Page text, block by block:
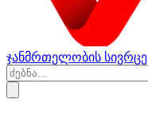
ჯანმრთელობის სივრცე